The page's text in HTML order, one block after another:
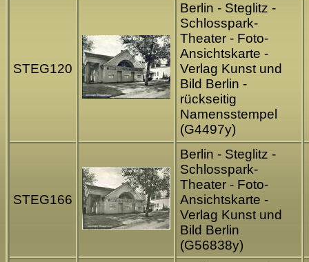
STEG120
Berlin - Steglitz -
Schlosspark-
Theater - Foto-
Ansichtskarte -
Verlag Kunst und
Bild Berlin -
rückseitig
Namensstempel
(G4497y)
STEG166
Berlin - Steglitz -
Schlosspark-
Theater - Foto-
Ansichtskarte -
Verlag Kunst und
Bild Berlin
(G56838y)